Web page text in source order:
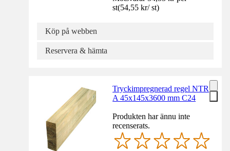
st(54,55 kr/ st)
Köp på webben
Reservera & hämta
Tryckimpregnerad regel NTR
A 45x145x3600 mm C24
Produkten har ännu inte
recenserats.